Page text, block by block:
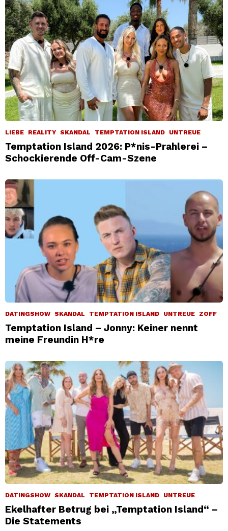
LIEBE REALITY SKANDAL TEMPTATION ISLAND UNTREUE
Temptation Island 2026: P*nis-Prahlerei –
Schockierende Off-Cam-Szene
DATINGSHOW SKANDAL TEMPTATION ISLAND UNTREUE ZOFF
Temptation Island – Jonny: Keiner nennt
meine Freundin H*re
DATINGSHOW SKANDAL TEMPTATION ISLAND UNTREUE
Ekelhafter Betrug bei „Temptation Island“ –
Die Statements